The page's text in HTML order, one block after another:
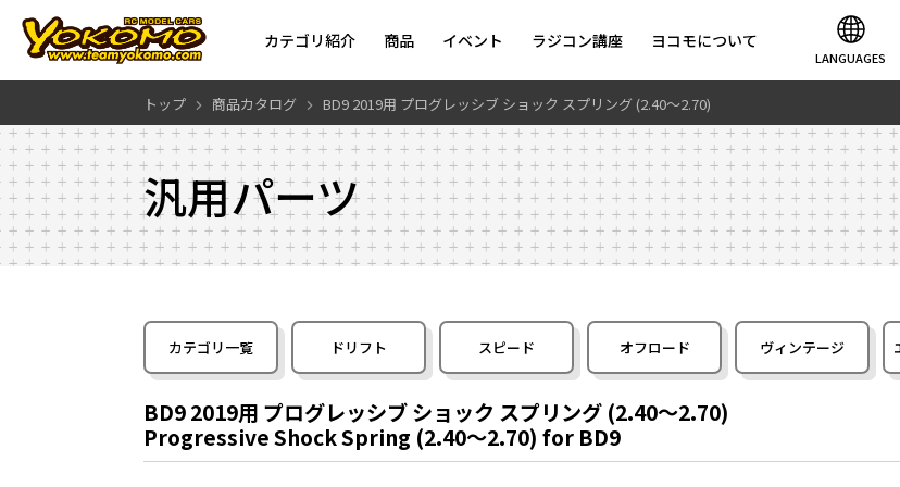
カテゴリ紹介 商品 イベント ラジコン講座 ヨコモについて
LANGUAGES
トップ 商品カタログ BD9 2019用 プログレッシブ ショック スプリング (2.40～2.70)
汎用パーツ
カテゴリ一覧 ドリフト スピード オフロード ヴィンテージ
BD9 2019用 プログレッシブ ショック スプリング (2.40～2.70)
Progressive Shock Spring (2.40～2.70) for BD9